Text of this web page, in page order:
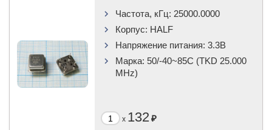
Частота, кГц: 25000.0000
Корпус: HALF
Напряжение питания: 3.3В
Марка: 50/-40~85C (TKD 25.000
MHz)
x 132₽